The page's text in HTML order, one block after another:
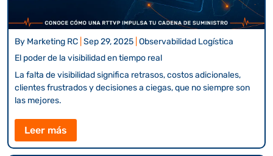
By Marketing RC Sep 29, 2025 Observabilidad Logística
El poder de la visibilidad en tiempo real
La falta de visibilidad significa retrasos, costos adicionales,
clientes frustrados y decisiones a ciegas, que no siempre son
las mejores.
Leer más